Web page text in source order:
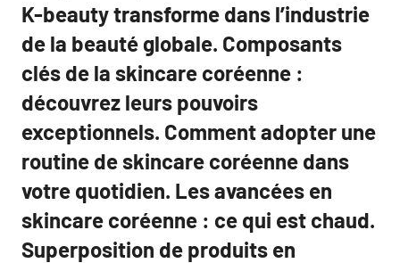
K-beauty transforme dans l’industrie
de la beauté globale. Composants
clés de la skincare coréenne :
découvrez leurs pouvoirs
exceptionnels. Comment adopter une
routine de skincare coréenne dans
votre quotidien. Les avancées en
skincare coréenne : ce qui est chaud.
Superposition de produits en